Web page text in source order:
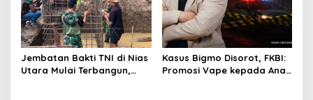
Jembatan Bakti TNI di Nias
Utara Mulai Terbangun,
Kasus Bigmo Disorot, FKBI:
Promosi Vape kepada Anak